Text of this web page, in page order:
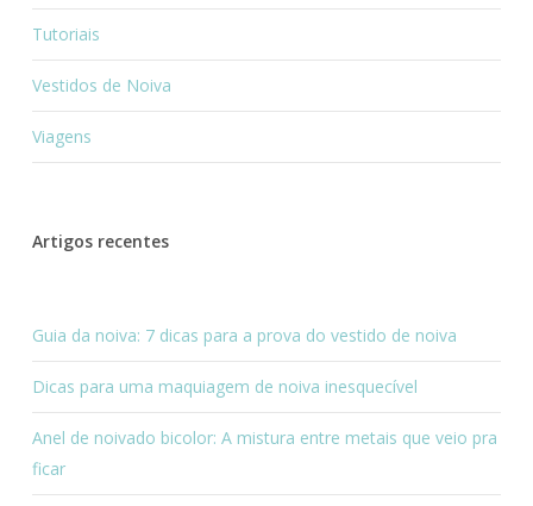
Tutoriais
Vestidos de Noiva
Viagens
Artigos recentes
Guia da noiva: 7 dicas para a prova do vestido de noiva
Dicas para uma maquiagem de noiva inesquecível
Anel de noivado bicolor: A mistura entre metais que veio pra
ficar